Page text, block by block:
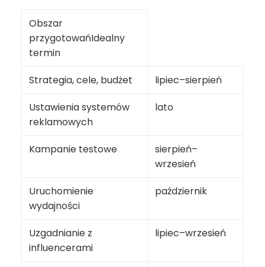
Obszar
przygotowańIdealny
termin
Strategia, cele, budżet
lipiec–sierpień
Ustawienia systemów
reklamowych
lato
Kampanie testowe
sierpień–
wrzesień
Uruchomienie
wydajności
październik
Uzgadnianie z
influencerami
lipiec–wrzesień